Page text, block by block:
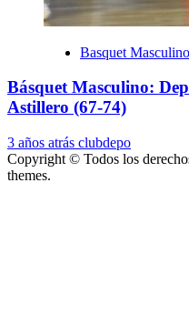
Basquet Masculino
Básquet Masculino:
Astillero (67-74)
3 años atrás clubdepo
Copyright © Todos los
themes.